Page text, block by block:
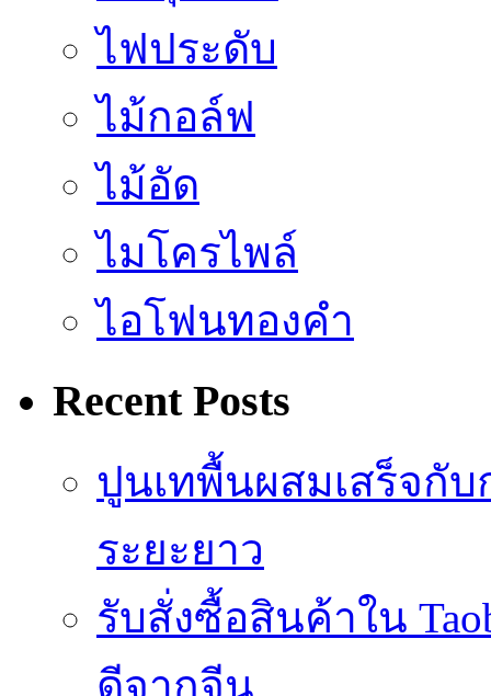
ไฟประดับ
ไม้กอล์ฟ
ไม้อัด
ไมโครไพล์
ไอโฟนทองคำ
Recent Posts
ปูนเทพื้นผสมเสร็จกั
ระยะยาว
รับสั่งซื้อสินค้าใน
ดีจากจีน